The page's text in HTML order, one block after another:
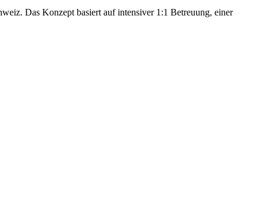
Das Konzept basiert auf intensiver 1:1 Betreuung, einer